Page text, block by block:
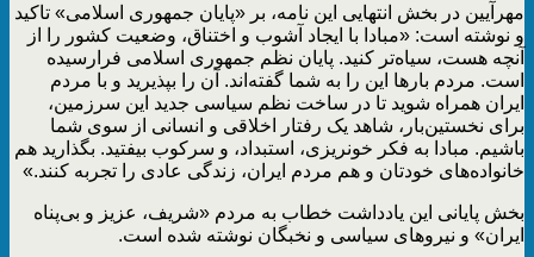
مهرآیین در بخش انتهایی این نامه، بر «پایان جمهوری اسلامی» تاکید
و نوشته است: «مبادا با ایجاد آشوب و اختناق، وضعیت کشور را از
آنچه هست، سیاه‌تر کنید. پایان نظم جمهوری اسلامی فرارسیده
است. مردم بارها این را به شما گفته‌اند. آن را بپذیرید و با مردم
ایران همراه شوید تا در ساخت نظم سیاسی جدید این سرزمین،
برای نخستین‌بار، شاهد یک رفتار اخلاقی و انسانی از سوی شما
باشیم. مبادا به فکر خونریزی، استبداد، و سرکوب بیفتید. بگذارید هم
خانواده‌های خودتان و هم مردم ایران، زندگی عادی را تجربه کنند.»
بخش پایانی این یادداشت خطاب به مردم «شریف، عزیز و بی‌پناه
ایران» و نیروهای سیاسی و نخبگان نوشته شده است.